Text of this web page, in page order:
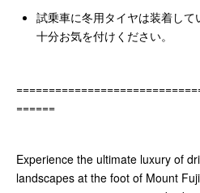
試乗車に冬用タイヤは装着し
十分お気を付けください。
======
Experience the ultimate luxury of
landscapes at the foot of Mount